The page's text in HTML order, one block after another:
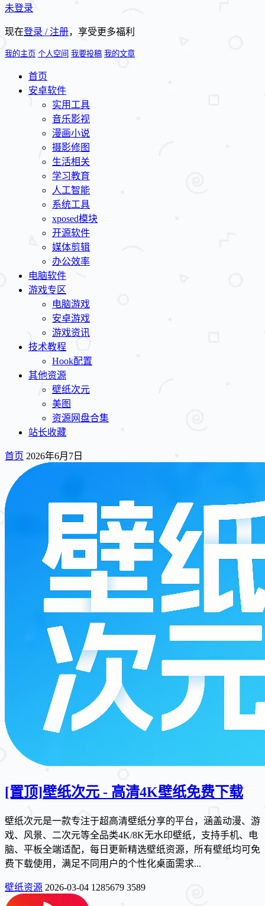
未登录
现在登录 / 注册，享受更多福利
我的主页 个人空间 我要投稿 我的文章
首页
安卓软件
实用工具
音乐影视
漫画小说
摄影修图
生活相关
学习教育
人工智能
系统工具
xposed模块
开源软件
媒体剪辑
办公效率
电脑软件
游戏专区
电脑游戏
安卓游戏
游戏资讯
技术教程
Hook配置
其他资源
壁纸次元
美图
资源网盘合集
站长收藏
首页 2026年6月7日
[置顶]壁纸次元 - 高清4K壁纸免费下载
壁纸次元是一款专注于超高清壁纸分享的平台，涵盖动漫、游
戏、风景、二次元等全品类4K/8K无水印壁纸，支持手机、电
脑、平板全端适配，每日更新精选壁纸资源，所有壁纸均可免
费下载使用，满足不同用户的个性化桌面需求...
壁纸资源 2026-03-04 1285679 3589